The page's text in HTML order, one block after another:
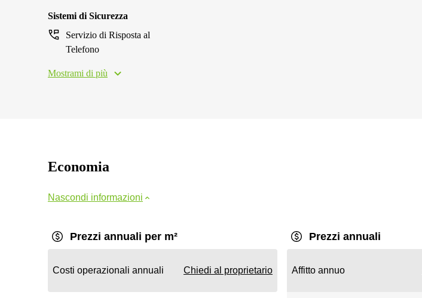
Sistemi di Sicurezza
Servizio di Risposta al
Telefono
Mostrami di più
Economia
Nascondi informazioni
Prezzi annuali per m²
Costi operazionali annuali Chiedi al proprietario
Prezzi annuali
Affitto annuo